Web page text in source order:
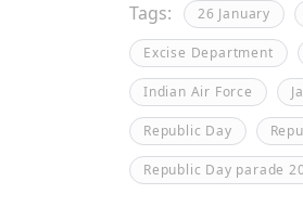
Tags: 26 January
Excise Department
Indian Air Force
Republic Day
Republic Day parade